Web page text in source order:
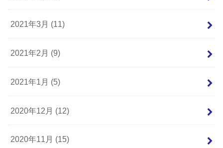
2021年3月 (11)
2021年2月 (9)
2021年1月 (5)
2020年12月 (12)
2020年11月 (15)